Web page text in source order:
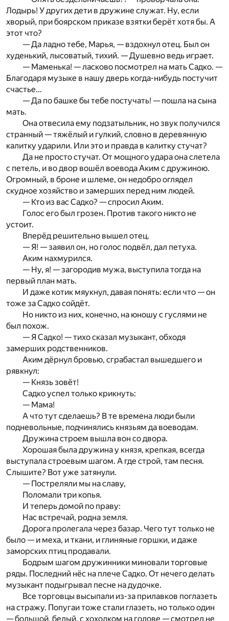
Лодырь! У других дети в дружине служат. Ну, если
хворый, при боярском приказе взятки берёт хотя бы. А
этот что?
— Да ладно тебе, Марья, — вздохнул отец. Был он
худенький, лысоватый, тихий. — Душевно ведь играет.
— Маменька! — ласково посмотрел на мать Садко. —
Благодаря музыке в нашу дверь когда-нибудь постучит
счастье…
— Да по башке бы тебе постучать! — пошла на сына
мать.
Она отвесила ему подзатыльник, но звук получился
странный — тяжёлый и гулкий, словно в деревянную
калитку ударили. Или это и правда в калитку стучат?
Да не просто стучат. От мощного удара она слетела
с петель, и во двор вошёл воевода Аким с дружиною.
Огромный, в броне и шлеме, он недобро оглядел
скудное хозяйство и замерших перед ним людей.
— Кто из вас Садко? — спросил Аким.
Голос его был грозен. Против такого никто не
устоит.
Вперёд решительно вышел отец.
— Я! — заявил он, но голос подвёл, дал петуха.
Аким нахмурился.
— Ну, я! — загородив мужа, выступила тогда на
первый план мать.
И даже котик мяукнул, давая понять: если что — он
тоже за Садко сойдёт.
Но никто из них, конечно, на юношу с гуслями не
был похож.
— Я Садко! — тихо сказал музыкант, обходя
замерших родственников.
Аким дёрнул бровью, сграбастал вышедшего и
рявкнул:
— Князь зовёт!
Садко успел только крикнуть:
— Мама!
А что тут сделаешь? В те времена люди были
подневольные, подчинялись ­князьям да воеводам.
Дружина строем вышла вон со двора.
Хорошая была дружина у князя, крепкая, всегда
выступала строевым шагом. А где строй, там песня.
Слышите? Вот уже затянули.
— Постреляли мы на славу,
Поломали три копья.
И теперь домой по праву:
Нас встречай, родна земля.
Дорога пролегала через базар. Чего тут только не
было — и меха, и ткани, и глиняные горшки, и даже
заморских птиц продавали.
Бодрым шагом дружинники миновали торговые
ряды. Последний нёс на плече Садко. От нечего делать
музыкант подыгрывал песне на дудочке.
Все торговцы высыпали из-за прилавков поглазеть
на стражу. Попугаи тоже стали глазеть, но только один
— большой, белый, с хохолком на голове — смотрел не